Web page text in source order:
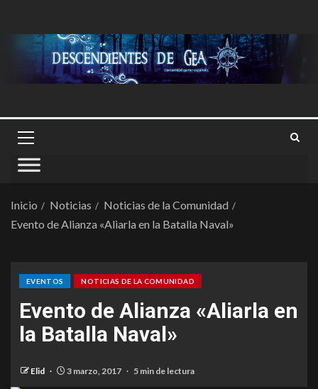
Inicio Noticias
Noticias de la Comunidad
Evento de Alianza «Aliarla en la Batalla Naval»
EVENTOS NOTICIAS DE LA COMUNIDAD
Evento de Alianza «Aliarla en
la Batalla Naval»
Elid 3 marzo, 2017 5 min de lectura